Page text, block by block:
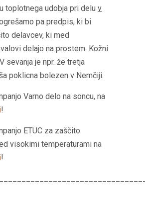
toplotnega udobja pri delu v
pa predpis, ki bi
delavcev, ki med
delajo na prostem. Kožni
sevanja je npr. že tretja
poklicna bolezen v Nemčiji.
Varno delo na soncu, na
!
ETUC za zaščito
visokimi temperaturami na
!